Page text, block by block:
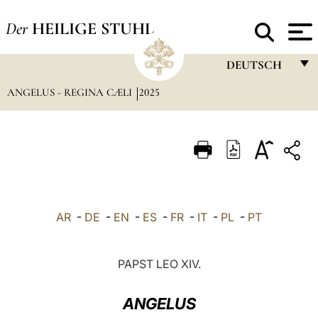
Der HEILIGE STUHL
DEUTSCH
ITALIANO
ANGELUS - REGINA CÆLI 2025
AR - DE - EN - ES - FR - IT - PL - PT
PAPST LEO XIV.
ANGELUS